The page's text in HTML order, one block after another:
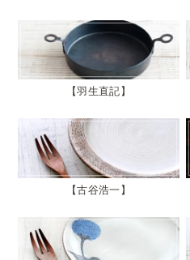
羽生直記
古谷浩一